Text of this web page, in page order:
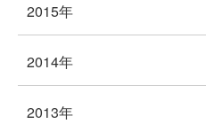
2015年
2014年
2013年